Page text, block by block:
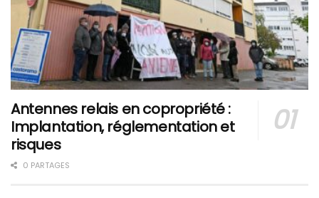
Antennes relais en copropriété :
Implantation, réglementation et
risques
0 PARTAGES